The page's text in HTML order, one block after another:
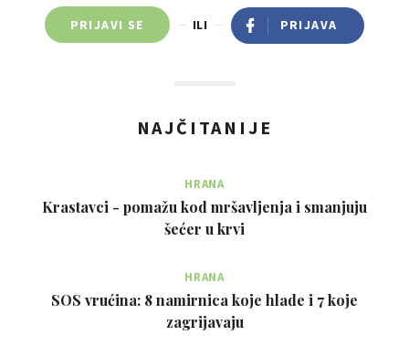
PRIJAVI SE ILI PRIJAVA
NAJČITANIJE
HRANA
Krastavci - pomažu kod mršavljenja i smanjuju
šećer u krvi
HRANA
SOS vrućina: 8 namirnica koje hlade i 7 koje
zagrijavaju